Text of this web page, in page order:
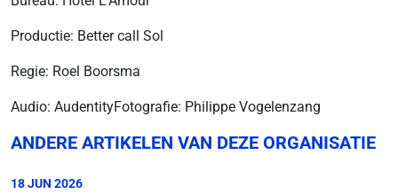
Productie: Better call Sol
Regie: Roel Boorsma
Audio: AudentityFotografie: Philippe Vogelenzang
ANDERE ARTIKELEN VAN DEZE ORGANISATIE
18 JUN 2026